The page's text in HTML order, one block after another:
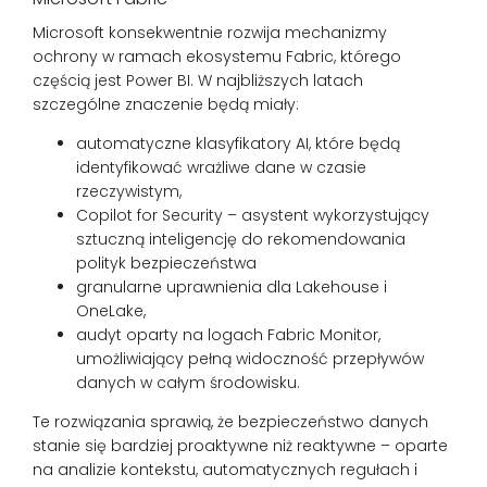
Microsoft konsekwentnie rozwija mechanizmy
ochrony w ramach ekosystemu Fabric, którego
częścią jest Power BI. W najbliższych latach
szczególne znaczenie będą miały:
automatyczne klasyfikatory AI, które będą
identyfikować wrażliwe dane w czasie
rzeczywistym,
Copilot for Security – asystent wykorzystujący
sztuczną inteligencję do rekomendowania
polityk bezpieczeństwa
granularne uprawnienia dla Lakehouse i
OneLake,
audyt oparty na logach Fabric Monitor,
umożliwiający pełną widoczność przepływów
danych w całym środowisku.
Te rozwiązania sprawią, że bezpieczeństwo danych
stanie się bardziej proaktywne niż reaktywne – oparte
na analizie kontekstu, automatycznych regułach i